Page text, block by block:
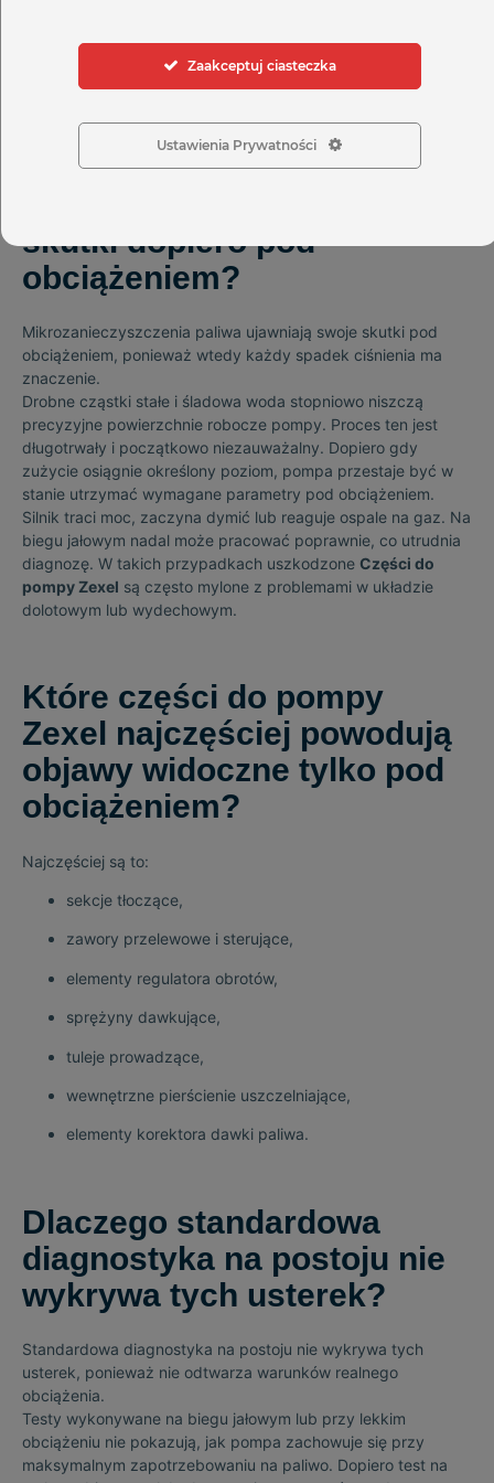
maskować swoje zużycie aż do momentu realnego testu.
Dlaczego
mikrozanieczyszczenia
skutki dopiero pod
obciążeniem?
Mikrozanieczyszczenia paliwa ujawniają swoje skutki pod
obciążeniem, ponieważ wtedy każdy spadek ciśnienia ma
znaczenie.
Drobne cząstki stałe i śladowa woda stopniowo niszczą
precyzyjne powierzchnie robocze pompy. Proces ten jest
długotrwały i początkowo niezauważalny. Dopiero gdy
zużycie osiągnie określony poziom, pompa przestaje być w
stanie utrzymać wymagane parametry pod obciążeniem.
Silnik traci moc, zaczyna dymić lub reaguje ospale na gaz. Na
biegu jałowym nadal może pracować poprawnie, co utrudnia
diagnozę. W takich przypadkach uszkodzone Części do
pompy Zexel są często mylone z problemami w układzie
dolotowym lub wydechowym.
Które części do pompy
Zexel najczęściej powodują
objawy widoczne tylko pod
obciążeniem?
Najczęściej są to:
sekcje tłoczące,
zawory przelewowe i sterujące,
elementy regulatora obrotów,
sprężyny dawkujące,
tuleje prowadzące,
wewnętrzne pierścienie uszczelniające,
elementy korektora dawki paliwa.
Dlaczego standardowa
diagnostyka na postoju nie
wykrywa tych usterek?
Standardowa diagnostyka na postoju nie wykrywa tych
usterek, ponieważ nie odtwarza warunków realnego
obciążenia.
Testy wykonywane na biegu jałowym lub przy lekkim
obciążeniu nie pokazują, jak pompa zachowuje się przy
maksymalnym zapotrzebowaniu na paliwo. Dopiero test na
Zaakceptuj ciasteczka
Ustawienia Prywatności